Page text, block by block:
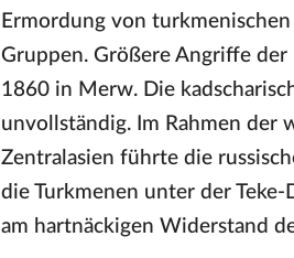
Ermordung von
Gruppen. Größere Angriffe der
1860 in Merw. Die
unvollständig. Im Rahmen der
Zentralasien führte die
die Turkmenen unter der
am hartnäckigen Widerstand